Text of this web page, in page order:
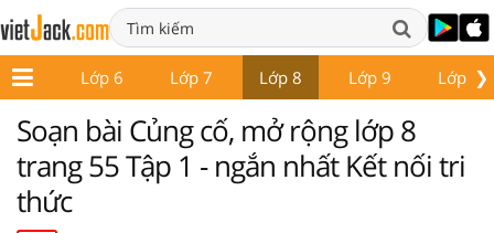
❯
5 Lớp 6 Lớp 7 Lớp 8 Lớp 9 Lớp 10
Soạn bài Củng cố, mở rộng lớp 8
trang 55 Tập 1 - ngắn nhất Kết nối tri
thức